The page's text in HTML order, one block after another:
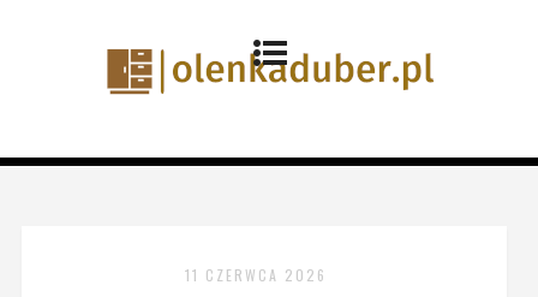
11 CZERWCA 2026